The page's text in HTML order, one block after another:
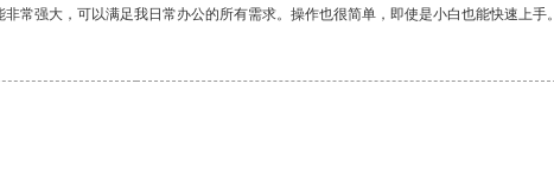
常强大，可以满足我日常办公的所有需求。操作也很简单，即使是小白也能快速上手。